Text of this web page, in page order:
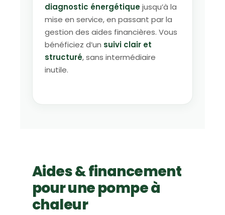
diagnostic énergétiquejusqu’à la
mise en service, en passant par la
gestion des aides financières. Vous
bénéficiez d’un suivi clair et
structuré, sans intermédiaire
inutile.
Aides & financement
pour une pompe à
chaleur